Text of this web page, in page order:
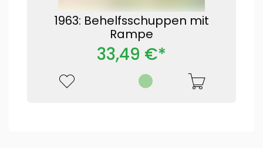
1963: Behelfsschuppen mit
Rampe
33,49 €*